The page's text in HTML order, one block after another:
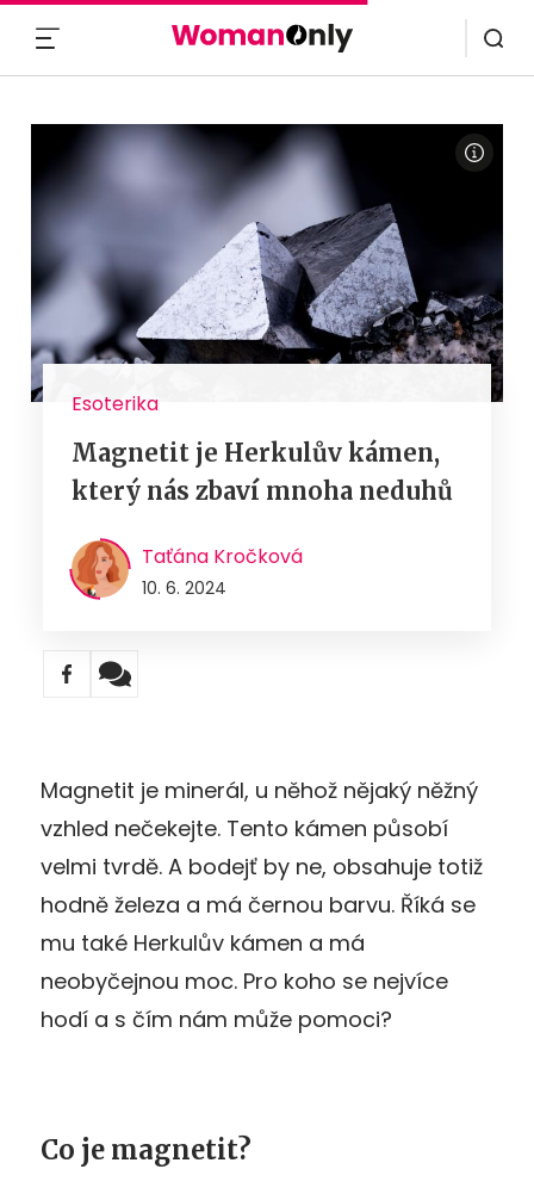
Esoterika
Magnetit je Herkulův kámen,
který nás zbaví mnoha neduhů
Taťána Kročková
10. 6. 2024
Magnetit je minerál, u něhož nějaký něžný
vzhled nečekejte. Tento kámen působí
velmi tvrdě. A bodejť by ne, obsahuje totiž
hodně železa a má černou barvu. Říká se
mu také Herkulův kámen a má
neobyčejnou moc. Pro koho se nejvíce
hodí a s čím nám může pomoci?
Co je magnetit?